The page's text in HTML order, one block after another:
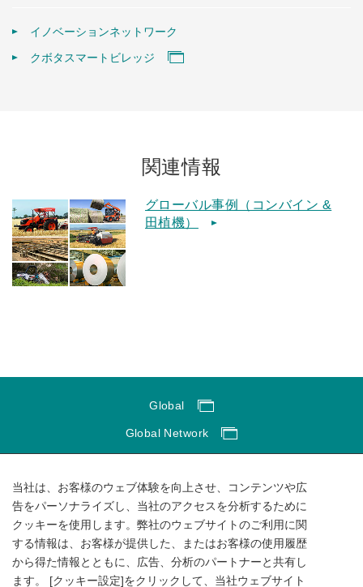
イノベーションネットワーク
クボタスマートビレッジ
関連情報
グローバル事例（コンバイン &
田植機）
Global
Global Network
ソーシャルメディアポリシー
個人情報保護方針
サイトマップ
当社は、お客様のウェブ体験を向上させ、コンテンツや広
告をパーソナライズし、当社のアクセスを分析するために
クッキーを使用します。弊社のウェブサイトのご利用に関
する情報は、お客様が提供した、またはお客様の使用履歴
から得た情報とともに、広告、分析のパートナーと共有し
ます。 [クッキー設定]をクリックして、当社ウェブサイト